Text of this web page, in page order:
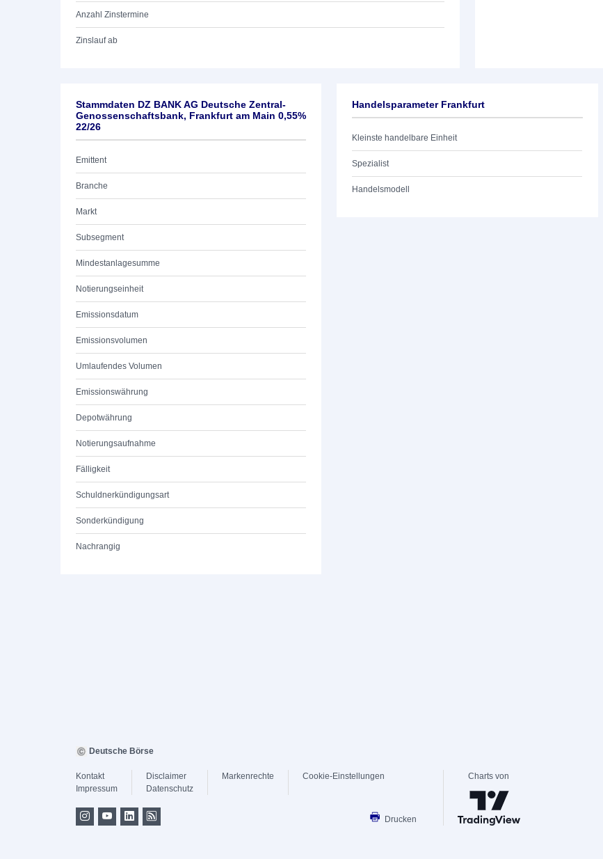
Anzahl Zinstermine
Zinslauf ab
Stammdaten DZ BANK AG Deutsche Zentral-
Genossenschaftsbank, Frankfurt am Main 0,55%
22/26
Emittent
Branche
Markt
Subsegment
Mindestanlagesumme
Notierungseinheit
Emissionsdatum
Emissionsvolumen
Umlaufendes Volumen
Emissionswährung
Depotwährung
Notierungsaufnahme
Fälligkeit
Schuldnerkündigungsart
Sonderkündigung
Nachrangig
Handelsparameter Frankfurt
Kleinste handelbare Einheit
Spezialist
Handelsmodell
Deutsche Börse
Kontakt
Impressum
Disclaimer
Datenschutz
Markenrechte Cookie-Einstellungen
Drucken
Charts von